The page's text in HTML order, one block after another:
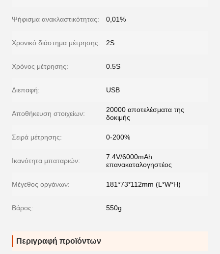
Ψήφισμα ανακλαστικότητας: 0,01%
Χρονικό διάστημα μέτρησης: 2S
Χρόνος μέτρησης: 0.5S
Διεπαφή: USB
Αποθήκευση στοιχείων:
20000 αποτελέσματα της
δοκιμής
Σειρά μέτρησης: 0-200%
Ικανότητα μπαταριών:
7.4V/6000mAh
επανακαταλογηστέος
Μέγεθος οργάνων: 181*73*112mm (L*W*H)
Βάρος: 550g
Περιγραφή προϊόντων